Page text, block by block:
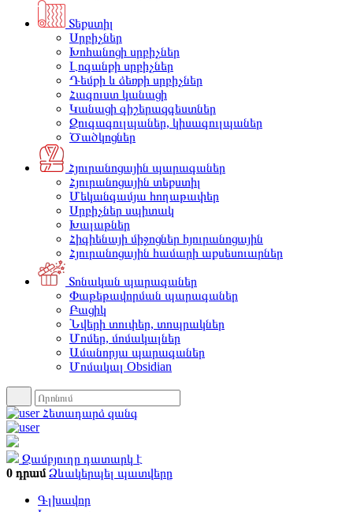
Տեքստիլ
Սրբիչներ
Խոհանոցի սրբիչներ
Լոգանքի սրբիչներ
Դեմքի և ձեռքի սրբիչներ
Հագուստ կանացի
Կանացի գիշերազգեստներ
Զուգագուլպաներ, կիսագուլպաներ
Ծածկոցներ
Հյուրանոցային պարագաներ
Հյուրանոցային տեքստիլ
Մեկանգամյա հողաթափեր
Սրբիչներ սպիտակ
Խալաթներ
Հիգիենայի միջոցներ հյուրանոցային
Հյուրանոցային համարի աքսեսուարներ
Տոնական պարագաներ
Փաթեթավորման պարագաներ
Բացիկ
Նվերի տուփեր, տոպրակներ
Մոմեր, մոմակալներ
Ամանորյա պարագաներ
Մոմակալ Obsidian
Հետադարձ զանգ
Զամբյուղը դատարկ է
0 դրամ Ձևակերպել պատվերը
Գլխավոր